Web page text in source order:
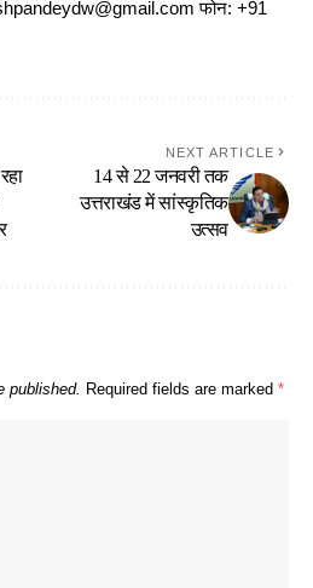
फोन: +91
NEXT ARTICLE
14 से 22 जनवरी तक
उत्तराखंड में सांस्कृतिक
उत्सव
published. Required fields are marked *